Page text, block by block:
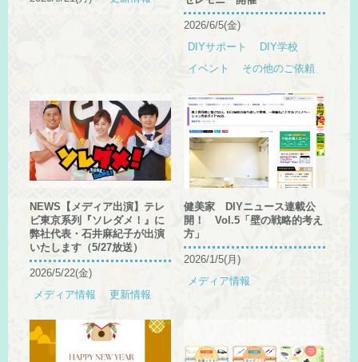
2026/6/5(金)
DIYサポート
DIY学校
イベント
その他のご依頼
NEWS【メディア出演】テレ
ビ東京系列『ソレダメ！』に
弊社代表・石井麻紀子が出演
いたします（5/27放送）
2026/5/22(金)
メディア情報
更新情報
健美家 DIYニュース連載公
開！ Vol.5「壁の戦略的考え
方」
2026/1/5(月)
メディア情報